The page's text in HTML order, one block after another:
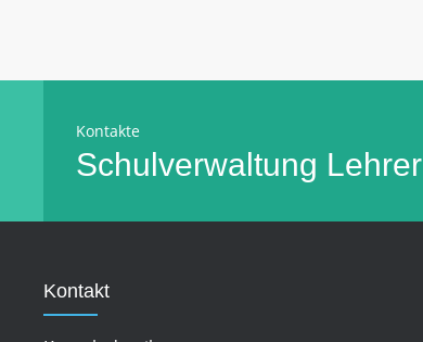
Kontakte
Schulverwaltung Lehrer
Kontakt